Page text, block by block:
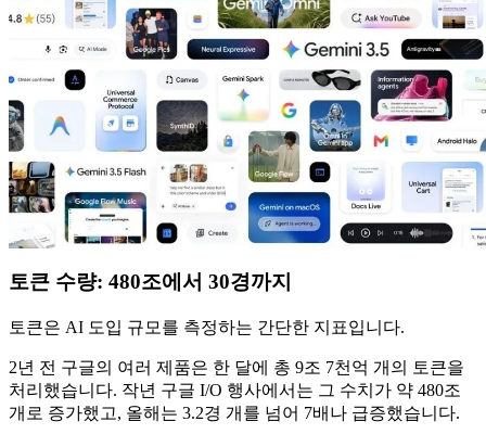
토큰 수량: 480조에서 30경까지
토큰은 AI 도입 규모를 측정하는 간단한 지표입니다.
2년 전 구글의 여러 제품은 한 달에 총 9조 7천억 개의 토큰을
처리했습니다. 작년 구글 I/O 행사에서는 그 수치가 약 480조
개로 증가했고, 올해는 3.2경 개를 넘어 7배나 급증했습니다.